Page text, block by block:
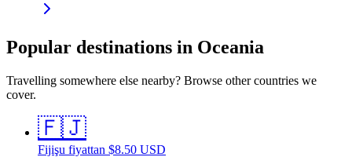
Popular destinations in Oceania
Travelling somewhere else nearby? Browse other countries we
cover.
🇫🇯
Fijişu fiyattan $8.50 USD